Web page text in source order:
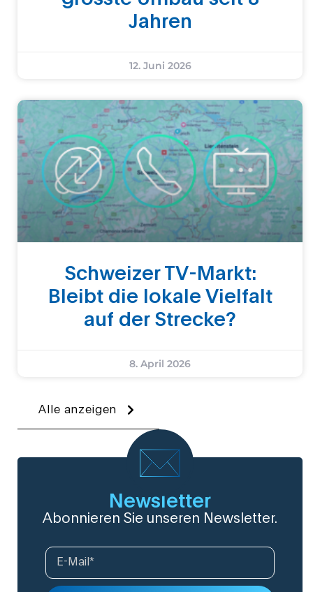
Jahren
12. Juni 2026
Schweizer TV-Markt:
Bleibt die lokale Vielfalt
auf der Strecke?
8. April 2026
Alle anzeigen
Newsletter
Abonnieren Sie unseren Newsletter.